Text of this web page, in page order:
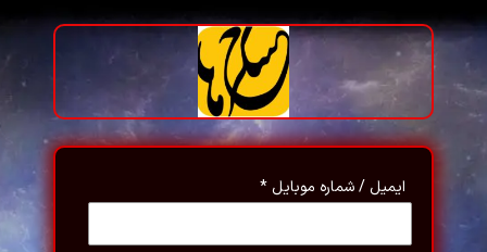
ورود
ایمیل / شماره موبایل*